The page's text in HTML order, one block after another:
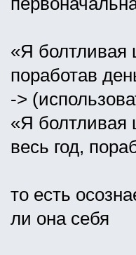
«Я болтливая
поработав
->
«Я болтливая
весь год,
то есть
ли она себя